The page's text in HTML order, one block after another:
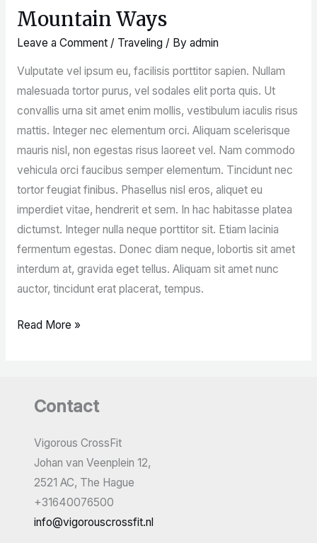
Mountain Ways
Leave a Comment / Traveling / By admin
Vulputate vel ipsum eu, facilisis porttitor sapien. Nullam
malesuada tortor purus, vel sodales elit porta quis. Ut
convallis urna sit amet enim mollis, vestibulum iaculis risus
mattis. Integer nec elementum orci. Aliquam scelerisque
mauris nisl, non egestas risus laoreet vel. Nam commodo
vehicula orci faucibus semper elementum. Tincidunt nec
tortor feugiat finibus. Phasellus nisl eros, aliquet eu
imperdiet vitae, hendrerit et sem. In hac habitasse platea
dictumst. Integer nulla neque porttitor sit. Etiam lacinia
fermentum egestas. Donec diam neque, lobortis sit amet
interdum at, gravida eget tellus. Aliquam sit amet nunc
auctor, tincidunt erat placerat, tempus.
Mountain
Ways
Read More »
Contact
Vigorous CrossFit
Johan van Veenplein 12,
2521 AC, The Hague
+31640076500
info@vigorouscrossfit.nl